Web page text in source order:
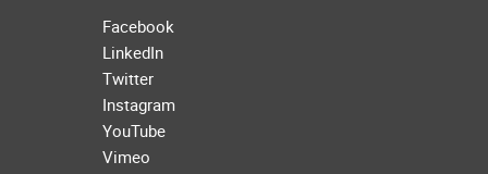
Facebook
LinkedIn
Twitter
Instagram
YouTube
Vimeo